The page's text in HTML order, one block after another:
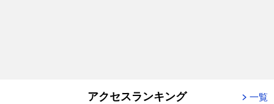
アクセスランキング 一覧